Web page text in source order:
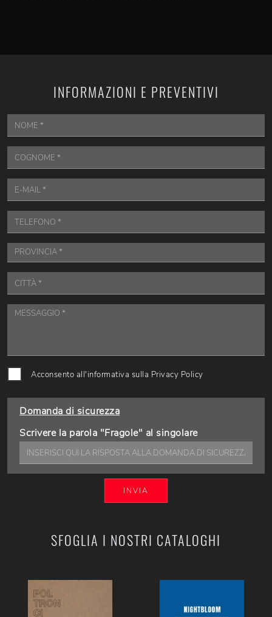
SFOGLIA I NOSTRI CATALOGHI
INFORMAZIONI E PREVENTIVI
Acconsento all'informativa sulla Privacy Policy
Domanda di sicurezza
Scrivere la parola "Fragole" al singolare
INVIA